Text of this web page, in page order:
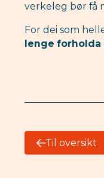
verkeleg bør få
For dei som
lenge
Til oversikt